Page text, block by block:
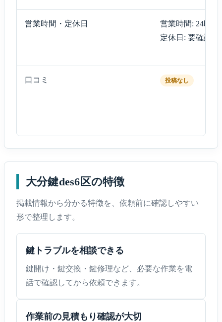
営業時間・定休日
営業時間: 24時間
定休日: 要確認
口コミ 投稿なし
大分鍵des6区の特徴
掲載情報から分かる特徴を、依頼前に確認しやすい
形で整理します。
鍵トラブルを相談できる
鍵開け・鍵交換・鍵修理など、必要な作業を電
話で確認してから依頼できます。
作業前の見積もり確認が大切